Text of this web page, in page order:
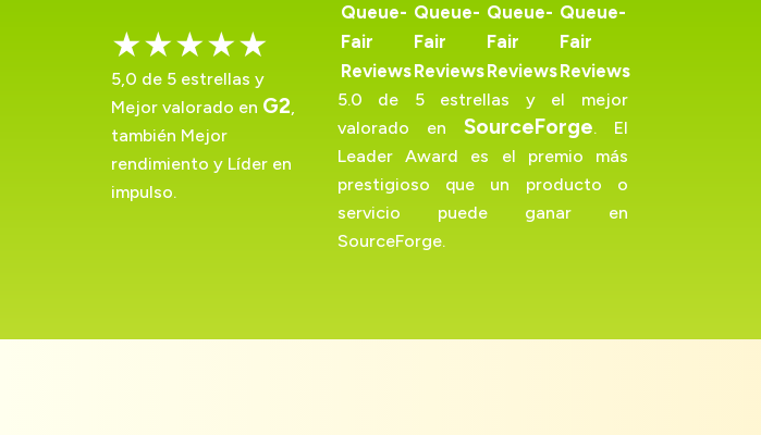
★★★★★
5,0 de 5 estrellas y
Mejor valorado en G2,
también Mejor
rendimiento y Líder en
impulso.
Queue-
Fair
Reviews
Queue-
Fair
Reviews
Queue-
Fair
Reviews
Queue-
Fair
Reviews
5.0 de 5 estrellas y el mejor
valorado en SourceForge. El
Leader Award es el premio más
prestigioso que un producto o
servicio puede ganar en
SourceForge.